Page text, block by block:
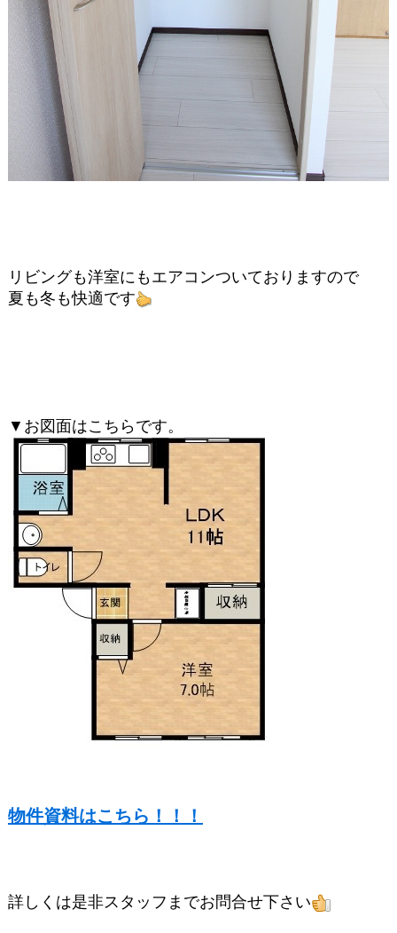
リビングも洋室にもエアコンついておりますので
夏も冬も快適です
▼お図面はこちらです。
物件資料はこちら！！！
詳しくは是非スタッフまでお問合せ下さい